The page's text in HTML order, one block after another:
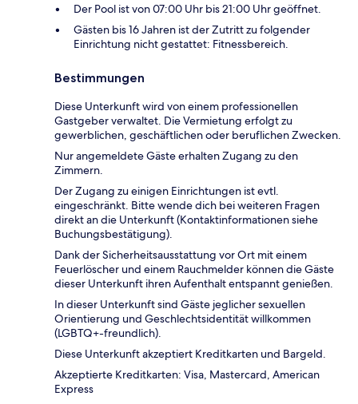
Der Pool ist von 07:00 Uhr bis 21:00 Uhr geöffnet.
Gästen bis 16 Jahren ist der Zutritt zu folgender
Einrichtung nicht gestattet: Fitnessbereich.
Bestimmungen
Diese Unterkunft wird von einem professionellen
Gastgeber verwaltet. Die Vermietung erfolgt zu
gewerblichen, geschäftlichen oder beruflichen Zwecken.
Nur angemeldete Gäste erhalten Zugang zu den
Zimmern.
Der Zugang zu einigen Einrichtungen ist evtl.
eingeschränkt. Bitte wende dich bei weiteren Fragen
direkt an die Unterkunft (Kontaktinformationen siehe
Buchungsbestätigung).
Dank der Sicherheitsausstattung vor Ort mit einem
Feuerlöscher und einem Rauchmelder können die Gäste
dieser Unterkunft ihren Aufenthalt entspannt genießen.
In dieser Unterkunft sind Gäste jeglicher sexuellen
Orientierung und Geschlechtsidentität willkommen
(LGBTQ+-freundlich).
Diese Unterkunft akzeptiert Kreditkarten und Bargeld.
Akzeptierte Kreditkarten: Visa, Mastercard, American
Express